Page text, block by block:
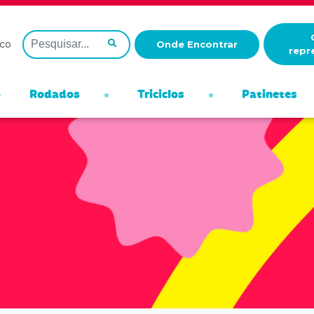
Onde Encontrar
Rodados Triciclos Patinetes